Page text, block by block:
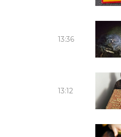
13:36
13:12